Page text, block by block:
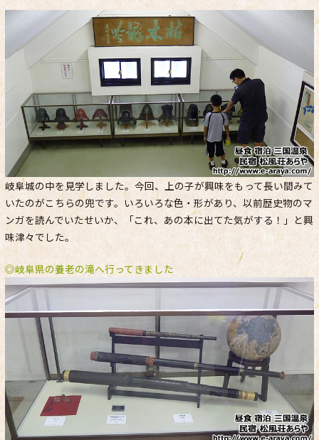
岐阜城の中を見学しました。今回、上の子が興味をもって長い間みて
いたのがこちらの兜です。いろいろな色・形があり、以前歴史物のマ
ンガを読んでいたせいか、「これ、あの本に出てた気がする！」と興
味津々でした。
◎岐阜県の養老の滝へ行ってきました